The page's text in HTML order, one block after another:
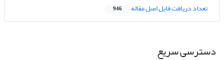
تعداد دریافت فایل اصل مقاله 946
دسترسی سریع